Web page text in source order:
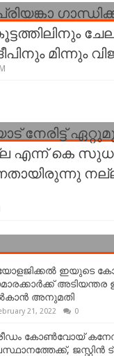
മിന്നും
നേരിട്ട്
എന്ന് കെ
ഇയുടെ
അനുമതി
21, 2022 0
കോണ്‍വോയ്